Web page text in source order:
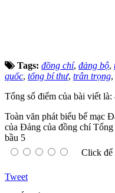
Tags: đồng chí, đảng bộ,
quốc, tổng bí thư, trân trọng,
Tổng số điểm của bài viết
Toàn văn phát biểu bế mạc
của Đảng của đồng chí
bầu 5
Click để
Tweet